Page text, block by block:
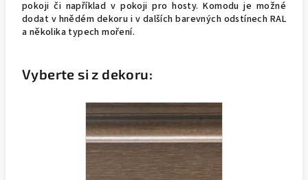
pokoji či například v pokoji pro hosty. Komodu je možné
dodat v hnědém dekoru i v dalších barevných odstínech RAL
a několika typech moření.
Vyberte si z dekoru: